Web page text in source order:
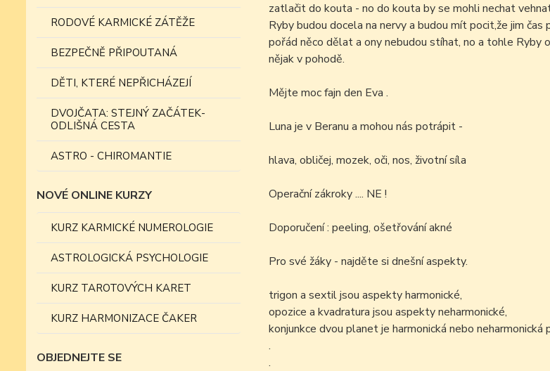
RODOVÉ KARMICKÉ ZÁTĚŽE
BEZPEČNĚ PŘIPOUTANÁ
DĚTI, KTERÉ NEPŘICHÁZEJÍ
DVOJČATA: STEJNÝ ZAČÁTEK-
ODLIŠNÁ CESTA
ASTRO - CHIROMANTIE
NOVÉ ONLINE KURZY
KURZ KARMICKÉ NUMEROLOGIE
ASTROLOGICKÁ PSYCHOLOGIE
KURZ TAROTOVÝCH KARET
KURZ HARMONIZACE ČAKER
OBJEDNEJTE SE
zatlačit do kouta - no do kouta by se mohli nechat
Ryby budou docela na nervy a budou mít pocit,že jim
pořád něco dělat a ony nebudou stíhat, no a tohle Ryby
nějak v pohodě.
Mějte moc fajn den Eva .
Luna je v Beranu a mohou nás potrápit -
hlava, obličej, mozek, oči, nos, životní síla
Operační zákroky .... NE !
Doporučení : peeling, ošetřování akné
Pro své žáky - najděte si dnešní aspekty.
trigon a sextil jsou aspekty harmonické,
opozice a kvadratura jsou aspekty neharmonické,
konjunkce dvou planet je harmonická nebo
.
.